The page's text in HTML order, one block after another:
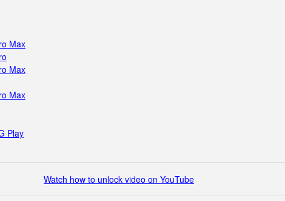
Max
Max
Max
Play
Watch how to unlock video on YouTube